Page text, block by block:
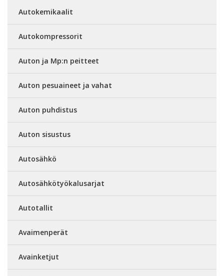
Autokemikaalit
Autokompressorit
Auton ja Mp:n peitteet
Auton pesuaineet ja vahat
Auton puhdistus
Auton sisustus
Autosähkö
Autosähkötyökalusarjat
Autotallit
Avaimenperät
Avainketjut